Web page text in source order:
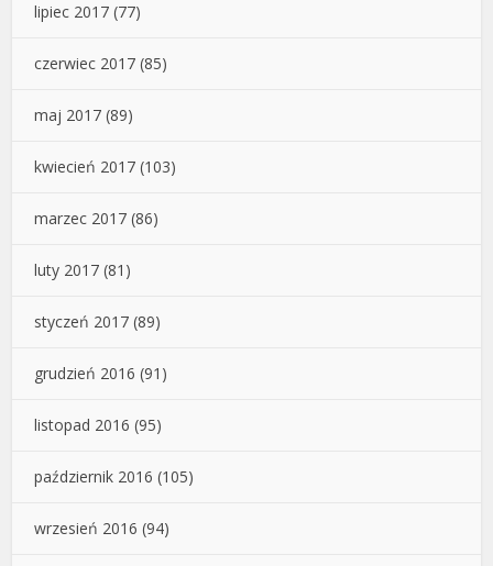
lipiec 2017 (77)
czerwiec 2017 (85)
maj 2017 (89)
kwiecień 2017 (103)
marzec 2017 (86)
luty 2017 (81)
styczeń 2017 (89)
grudzień 2016 (91)
listopad 2016 (95)
październik 2016 (105)
wrzesień 2016 (94)